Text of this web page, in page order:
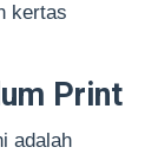
kertas
Print
adalah